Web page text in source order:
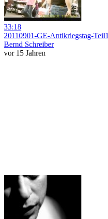
33:18
20110901-GE-Antikriegstag-Teil1
Bernd Schreiber
vor 15 Jahren